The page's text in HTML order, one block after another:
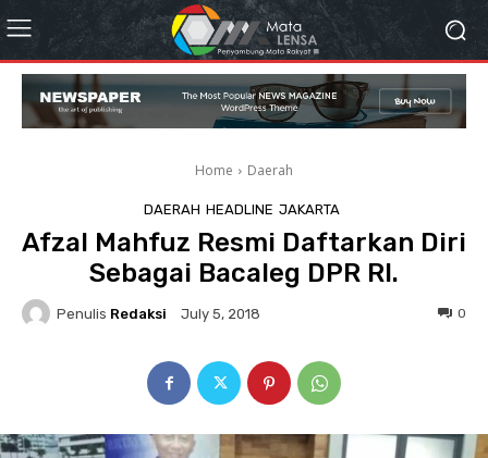
Home Daerah
DAERAH HEADLINE JAKARTA
Afzal Mahfuz Resmi Daftarkan Diri
Sebagai Bacaleg DPR RI.
Penulis Redaksi July 5, 2018 0